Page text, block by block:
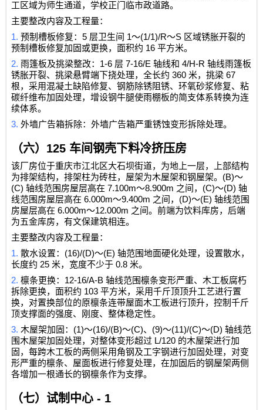
工区域为师生通道，学校正门临市政道路。
主要整改内容及工程量：
1.预制槽板修复：5 层卫生间 1～(1/1)/R～S 区域锈胀开裂的
预制槽板修复加固或更换，面积约 16平方米。
2.雨篷板及挑梁整改： 1-6 层7-16/E轴线和4/H-R轴线雨篷板
锈胀开裂、挑梁悬臂端下挠处理，全长约360米，挑梁67
根，采用混凝土缺陷修复、钢筋除锈阻锈、环氧砂浆修复、粘
碳纤维布加固处理，增设钢牛腿使雨棚板的简支体系转换为连
续体系。
3.外墙广告箱拆除：外墙广告箱严重锈蚀变形拆除处理。
（六） 125 车间钢壳下料冷挤压房
该厂房位于重庆市江北区大石坝街道，为地上一层，上部结构
为排架结构，排架柱为砖柱，屋架为木屋架和钢屋架。 (B)～
(C)轴线范围房屋层高在7.100m～8.900m 之间， (C)～(D)轴
线范围房屋层高在6.000m～9.400m 之间， (D)～(E)轴线范围
房屋层高在6.000m～12.000m 之间。前端为饮料库房，后端
为五金库房，有文保建筑相连。
主要整改内容及工程量：
1.散水设置： (16)/(D)～(E)轴范围地面硬化处理，设置散水，
长度约25米，宽度不少于0.8米。
2.檩条更换： 12-16/A-B轴线范围檩条变形严重、木工板腐朽
拆除更换，面积约 103平方米，采用千斤顶顶升工艺进行置
换，对置换部位的原檩条连带屋面木工板进行顶升，控制千斤
顶支撑面的强度、刚度、整体稳定性。
3.木屋架加固： (1)～(16)/(B)～(C)、 (9)～(11)/(C)～(D)轴线范
围木屋架加固处理，对整体变形超过 L/120 的木屋架进行加
固，每跨木工板的两侧采用角钢及工字钢进行加固处理，对变
形严重的檩条、屋面板进行修复处理，在加固后的钢屋架两侧
各增加一根通长的钢檩条作为支撑。
（七）试制中心 - 1